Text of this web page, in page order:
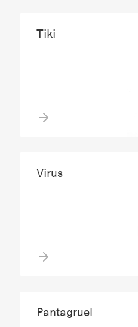
Tiki
Virus
Pantagruel